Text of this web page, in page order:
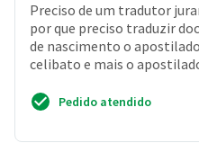
Preciso de um tradutor
por que preciso traduzir
de nascimento o
celibato e mais o
Pedido atendido